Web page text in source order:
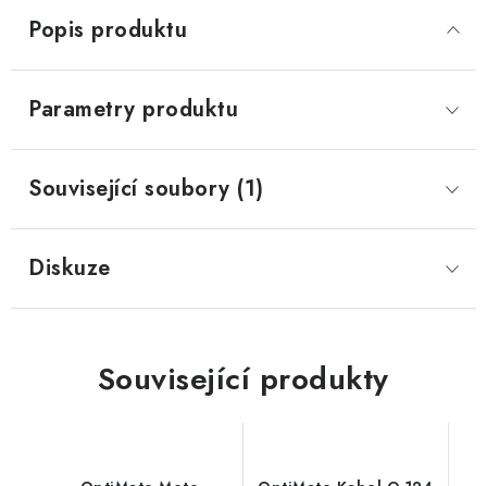
GDPR
Prodejna JESENICE Prodejna PRAHA
GDPR
OVĚŘOVÁNÍ RECENZÍ
ZPĚTNÝ ODBĚR ELEKTROZAŘÍZENÍ, BATERIÍ A
Popis produktu
Parametry produktu
Související soubory (1)
Diskuze
Související produkty